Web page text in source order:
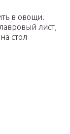
в овощи.
лист,
стол